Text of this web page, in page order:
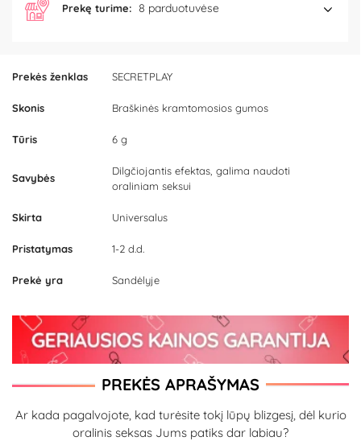
Prekės ženklas SECRETPLAY
Skonis Braškinės kramtomosios gumos
Tūris 6 g
Savybės
Dilgčiojantis efektas, galima naudoti
oraliniam seksui
Skirta Universalus
Pristatymas 1-2 d.d.
Prekė yra Sandėlyje
Prekę turime: 8 parduotuvėse
PREKĖS APRAŠYMAS
Ar kada pagalvojote, kad turėsite tokį lūpų blizgesį, dėl kurio
oralinis seksas Jums patiks dar labiau?